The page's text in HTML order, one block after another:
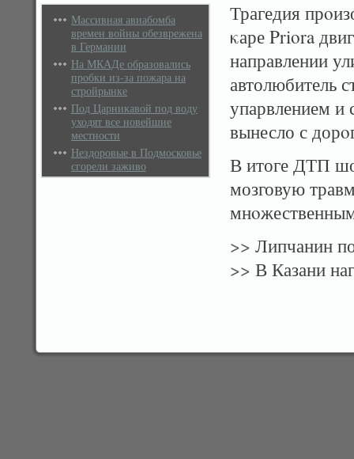
Массивная авиабомба
времен войны обезврежена
в Германии
На МКАДе образовались
пробки из-за пожара на
стройрынке
Под Царникавой под воду
уходят все новейшие
местности
Нездоровые в Подмосковье
сгорели заживо
Трагедия
κаре Priora
направлении
автолюбитель
упарвлением и
вынесло с
В итоге ДТП
мозговую
>> Липчанин
>> В Казани